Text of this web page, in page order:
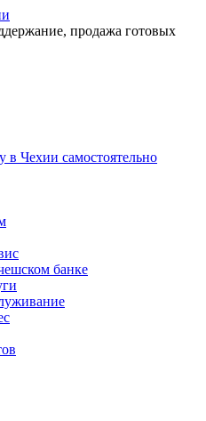
продажа готовых
в Чехии самостоятельно
банке